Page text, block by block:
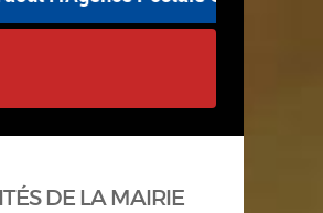
DE LA MAIRIE